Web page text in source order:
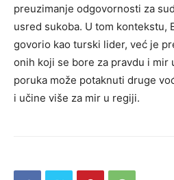
preuzimanje odgovornosti za
usred sukoba. U tom kontekstu,
govorio kao turski lider, već je
onih koji se bore za pravdu i mir
poruka može potaknuti druge
i učine više za mir u regiji.